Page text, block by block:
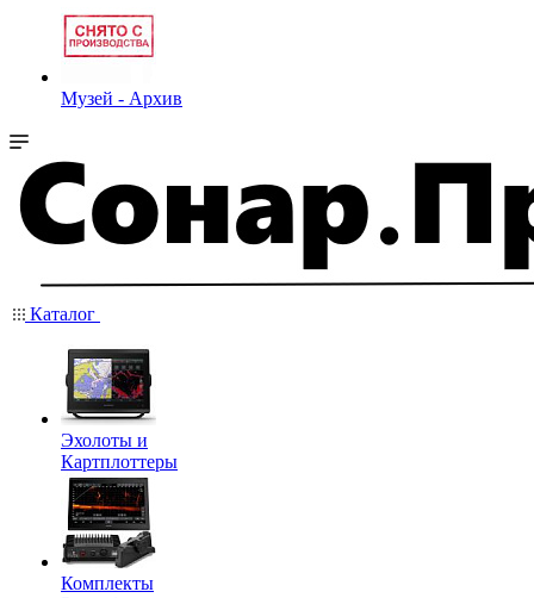
Музей - Архив
Каталог
Эхолоты и
Картплоттеры
Комплекты